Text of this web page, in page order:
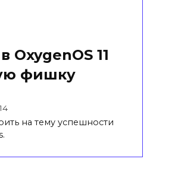
OxygenOS 11
фишку
на тему успешности